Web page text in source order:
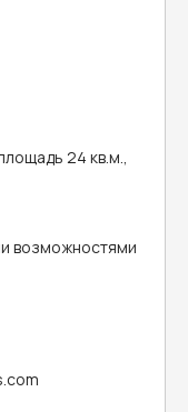
24 кв.м.,
возможностями